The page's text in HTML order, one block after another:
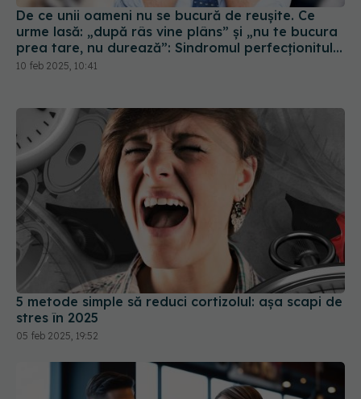
De ce unii oameni nu se bucură de reușite. Ce
urme lasă: „după râs vine plâns” și „nu te bucura
prea tare, nu durează”: Sindromul perfecționitului
nefericit
10 feb 2025, 10:41
5 metode simple să reduci cortizolul: așa scapi de
stres în 2025
05 feb 2025, 19:52